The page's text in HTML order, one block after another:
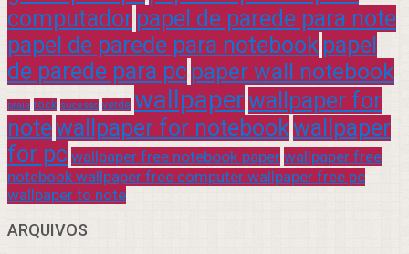
computador papel de parede para note
papel de parede para notebook papel
de parede para pc paper wall notebook
praia rock sucesso verde wallpaperwallpaper for
notewallpaper for notebookwallpaper
for pc wallpaper free notebook paper wallpaper free
notebook wallpaper free computer wallpaper free pc
wallpaper to note
ARQUIVOS